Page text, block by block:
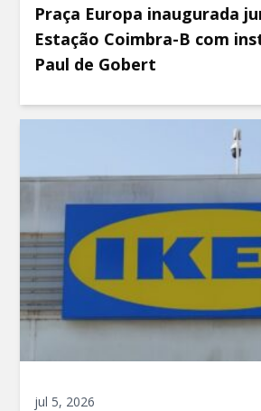
Praça Europa inaugurada
Estação Coimbra-B com
Paul de Gobert
jul 5, 2026